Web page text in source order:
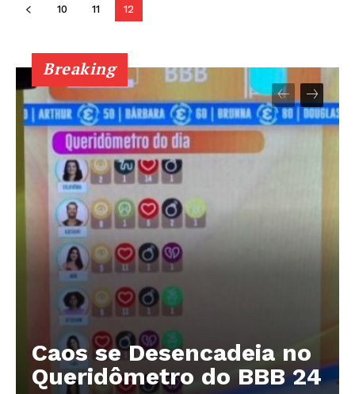
10 11 12
Breaking
Caos se Desencadeia no
Queridômetro do BBB 24